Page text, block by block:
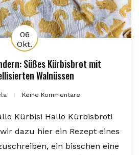
06
Okt.
Süßes Kürbisbrot mit
Walnüssen
Keine Kommentare
Kürbis! Hallo Kürbisbrot!
dazu hier ein Rezept eines
ein bisschen eine